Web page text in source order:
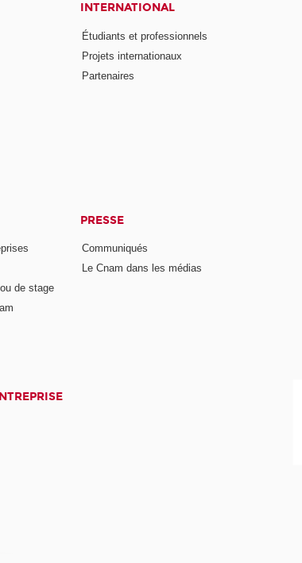
INTERNATIONAL
Étudiants et professionnels
Projets internationaux
Partenaires
de stage
PRESSE
Communiqués
Le Cnam dans les médias